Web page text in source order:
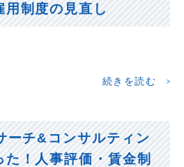
用制度の見直し
続きを読む
ーチ&コンサルティン
！人事評価・賃金制